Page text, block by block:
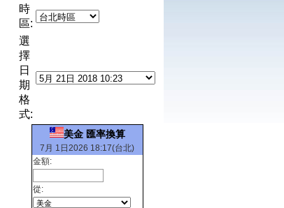
時
區:
選
擇
日
期
格
式:
美金 匯率換算
7月 1日2026 18:17(台北)
金額:
從: